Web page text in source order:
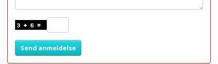
Send anmeldelse